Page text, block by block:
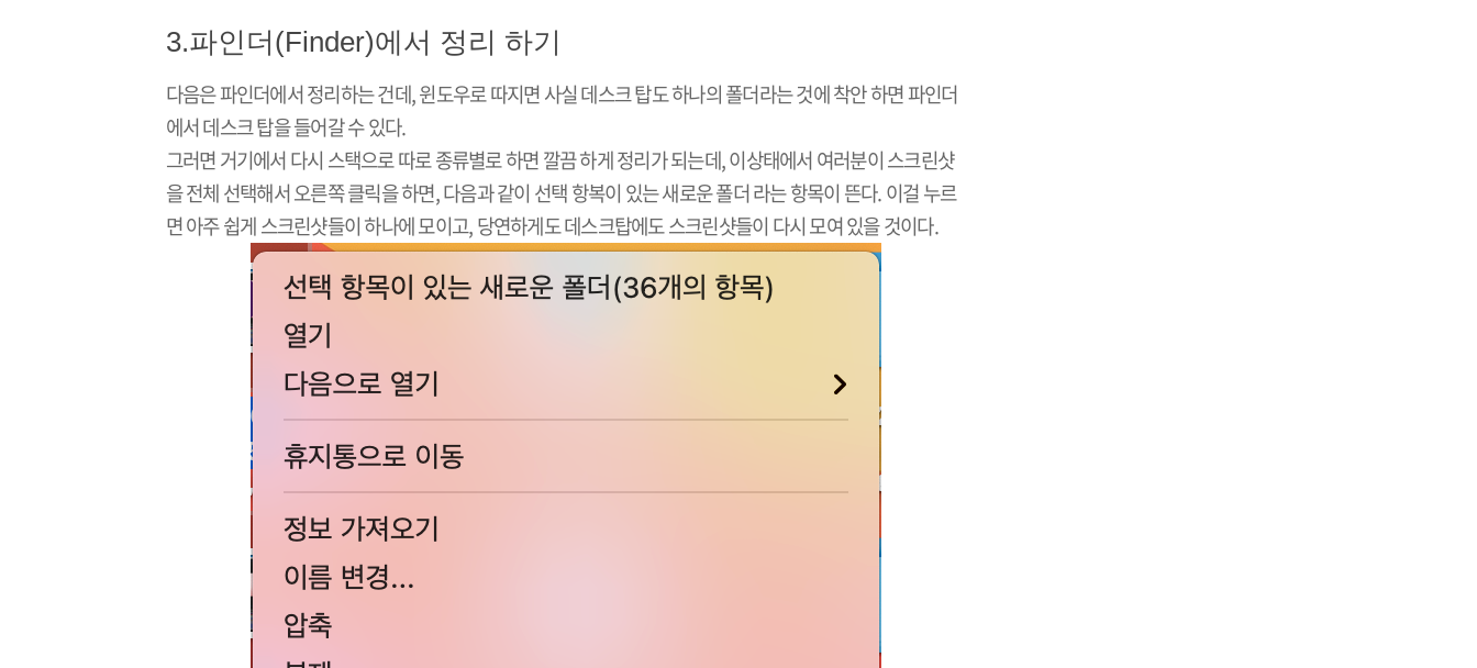
3.파인더(Finder)에서 정리 하기
다음은 파인더에서 정리하는 건데, 윈도우로 따지면 사실 데스크 탑도 하나의 폴더라는 것에 착안 하면 파인더
에서 데스크 탑을 들어갈 수 있다.
그러면 거기에서 다시 스택으로 따로 종류별로 하면 깔끔 하게 정리가 되는데, 이상태에서 여러분이 스크린샷
을 전체 선택해서 오른쪽 클릭을 하면, 다음과 같이 선택 항복이 있는 새로운 폴더 라는 항목이 뜬다. 이걸 누르
면 아주 쉽게 스크린샷들이 하나에 모이고, 당연하게도 데스크탑에도 스크린샷들이 다시 모여 있을 것이다.